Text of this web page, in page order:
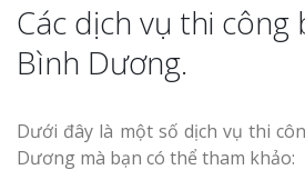
Các dịch vụ thi công
Bình Dương.
Dưới đây là một số dịch vụ thi
Dương mà bạn có thể tham khảo: